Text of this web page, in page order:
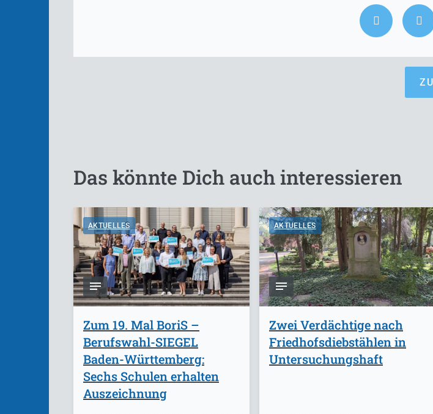
Das könnte Dich auch interessieren
AKTUELLES
Zum 19. Mal BoriS –
Berufswahl-SIEGEL
Baden-Württemberg:
Sechs Schulen erhalten
Auszeichnung
AKTUELLES
Zwei Verdächtige nach
Friedhofsdiebstählen in
Untersuchungshaft